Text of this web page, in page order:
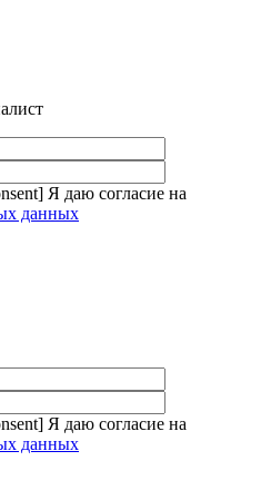
Я даю согласие на
данных
Я даю согласие на
данных